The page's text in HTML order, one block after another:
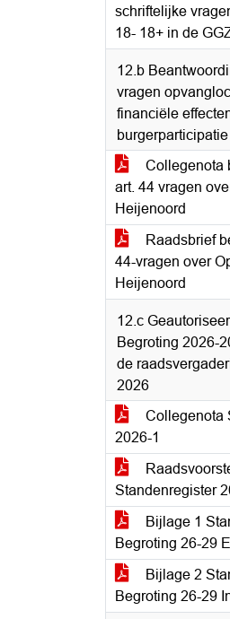
schriftelijke
18- 18+ in de
12.b
vragen
financiële
Collegenota
art. 44 vragen
Heijenoord
Raadsbrief
44-vragen over
Heijenoord
12.c
Begroting 2026-
de
2026
Collegenota
2026-1
Standenregister
Bijlage 1
Begroting 26-29
Bijlage 2
Begroting 26-29